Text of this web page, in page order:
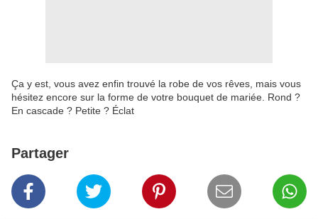
Ça y est, vous avez enfin trouvé la robe de vos rêves, mais vous
hésitez encore sur la forme de votre bouquet de mariée. Rond ?
En cascade ? Petite ? Éclat
Partager